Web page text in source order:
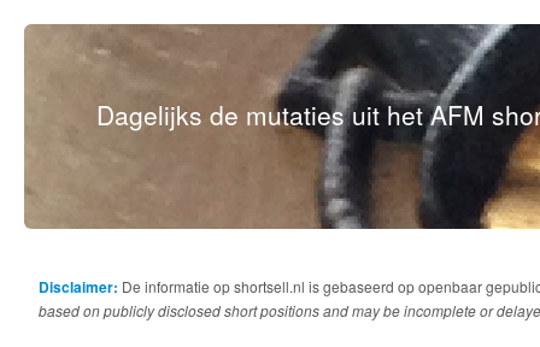
Dagelijks de mutaties uit het AFM
Disclaimer: De informatie op shortsell.nl is gebaseerd op openbaar
based on publicly disclosed short positions and may be incomplete or